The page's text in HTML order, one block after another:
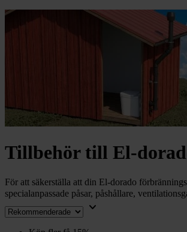
chevron_right
Tillbehör till El-
För att säkerställa att din El-dorado
specialanpassade påsar, påshållare,
keyboard_arrow_down